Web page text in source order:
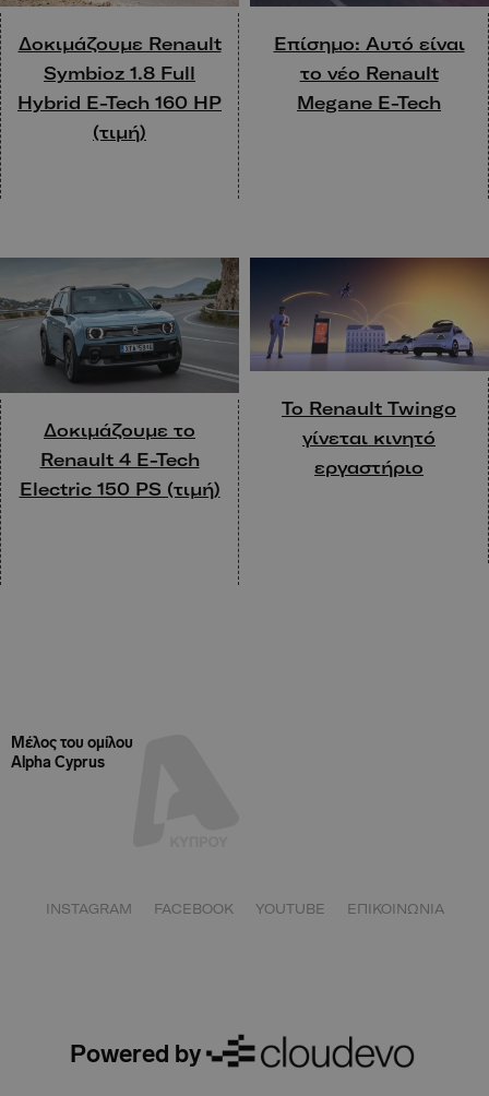
Δοκιμάζουμε Renault
Symbioz 1.8 Full
Hybrid E-Tech 160 HP
(τιμή)
Επίσημο: Αυτό είναι
το νέο Renault
Megane E-Tech
Δοκιμάζουμε το
Renault 4 E-Tech
Electric 150 PS (τιμή)
Το Renault Twingo
γίνεται κινητό
εργαστήριο
Μέλος του ομίλου
Alpha Cyprus
Powered by
INSTAGRAM FACEBOOK YOUTUBE ΕΠΙΚΟΙΝΩΝΙΑ